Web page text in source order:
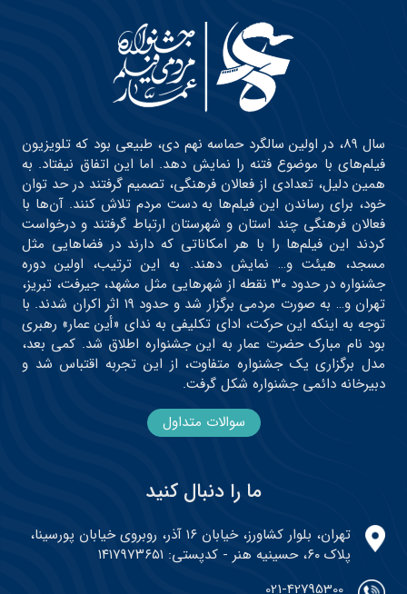
سال ۸۹، در اولین سالگرد حماسه نهم دی، طبیعی بود که تلویزیون
فیلم‌های با موضوع فتنه را نمایش دهد. اما این اتفاق نیفتاد. به
همین دلیل، تعدادی از فعالان فرهنگی، تصمیم گرفتند در حد توان
خود، برای رساندن این فیلم‌ها به دست مردم تلاش کنند. آن‌ها با
فعالان فرهنگی چند استان و شهرستان ارتباط گرفتند و درخواست
کردند این فیلم‌ها را با هر امکاناتی که دارند در فضاهایی مثل
مسجد، هیئت و… نمایش دهند. به این ترتیب، اولین دوره
جشنواره در حدود ۳۰ نقطه از شهرهایی مثل مشهد، جیرفت، تبریز،
تهران و… به صورت مردمی برگزار شد و حدود ۱۹ اثر اکران شدند. با
توجه به اینکه این حرکت، ادای تکلیفی به ندای «أین عمار» رهبری
بود نام مبارک حضرت عمار به این جشنواره اطلاق شد. کمی بعد،
مدل برگزاری یک جشنواره متفاوت، از این تجربه اقتباس شد و
دبیرخانه دائمی جشنواره شکل گرفت.
سوالات متداول
ما را دنبال کنید
تهران، بلوار کشاورز، خیابان ۱۶ آذر، روبروی خیابان پورسینا،
پلاک ۶۰، حسینیه هنر - کدپستی: ۱۴۱۷۹۷۳۶۵۱
021-42795300